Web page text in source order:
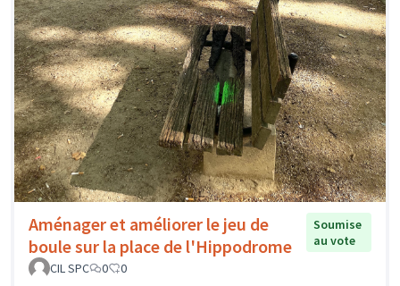
Aménager et améliorer le jeu de
boule sur la place de l'Hippodrome
Soumise
au vote
CIL SPC
0 0